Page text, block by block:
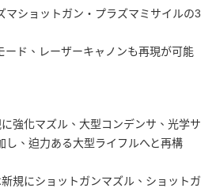
マショットガン・プラズマミサイルの3
ード、レーザーキャノンも再現が可能
強化マズル、大型コンデンサ、光学サ
し、迫力ある大型ライフルへと再構
規にショットガンマズル、ショットガ